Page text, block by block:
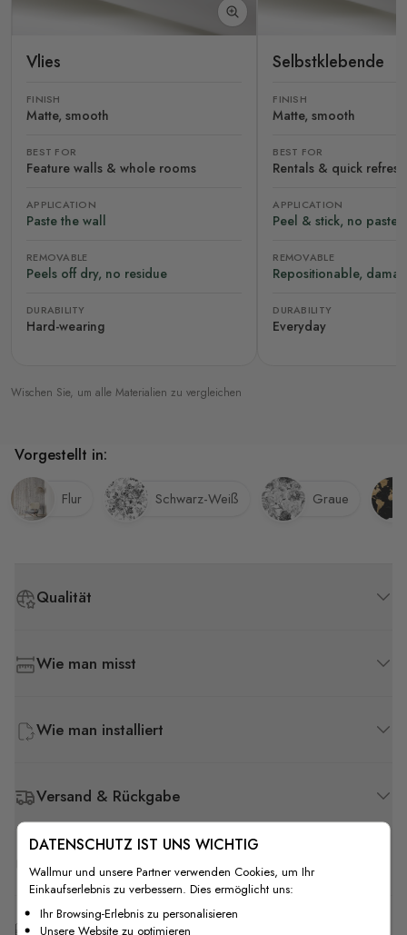
Vlies
FINISH
Matte, smooth
BEST FOR
Feature walls & whole rooms
APPLICATION
Paste the wall
REMOVABLE
Peels off dry, no residue
DURABILITY
Hard-wearing
Selbstklebende
FINISH
Matte, smooth
BEST FOR
Rentals & quick
APPLICATION
Peel & stick, no paste
REMOVABLE
Repositionable,
DURABILITY
Everyday
Wischen Sie, um alle Materialien zu vergleichen
Qualität
Wie man misst
Wie man installiert
Versand & Rückgabe
F.A.Q
Kostenlose Anpassung
Vorgestellt in:
Flur Schwarz-Weiß Graue
DATENSCHUTZ IST UNS WICHTIG
Wallmur und unsere Partner verwenden Cookies, um Ihr
Einkaufserlebnis zu verbessern. Dies ermöglicht uns:
Ihr Browsing-Erlebnis zu personalisieren
Unsere Website zu optimieren